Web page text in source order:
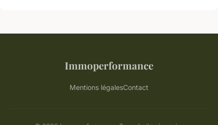
Immoperformance
Mentions légalesContact